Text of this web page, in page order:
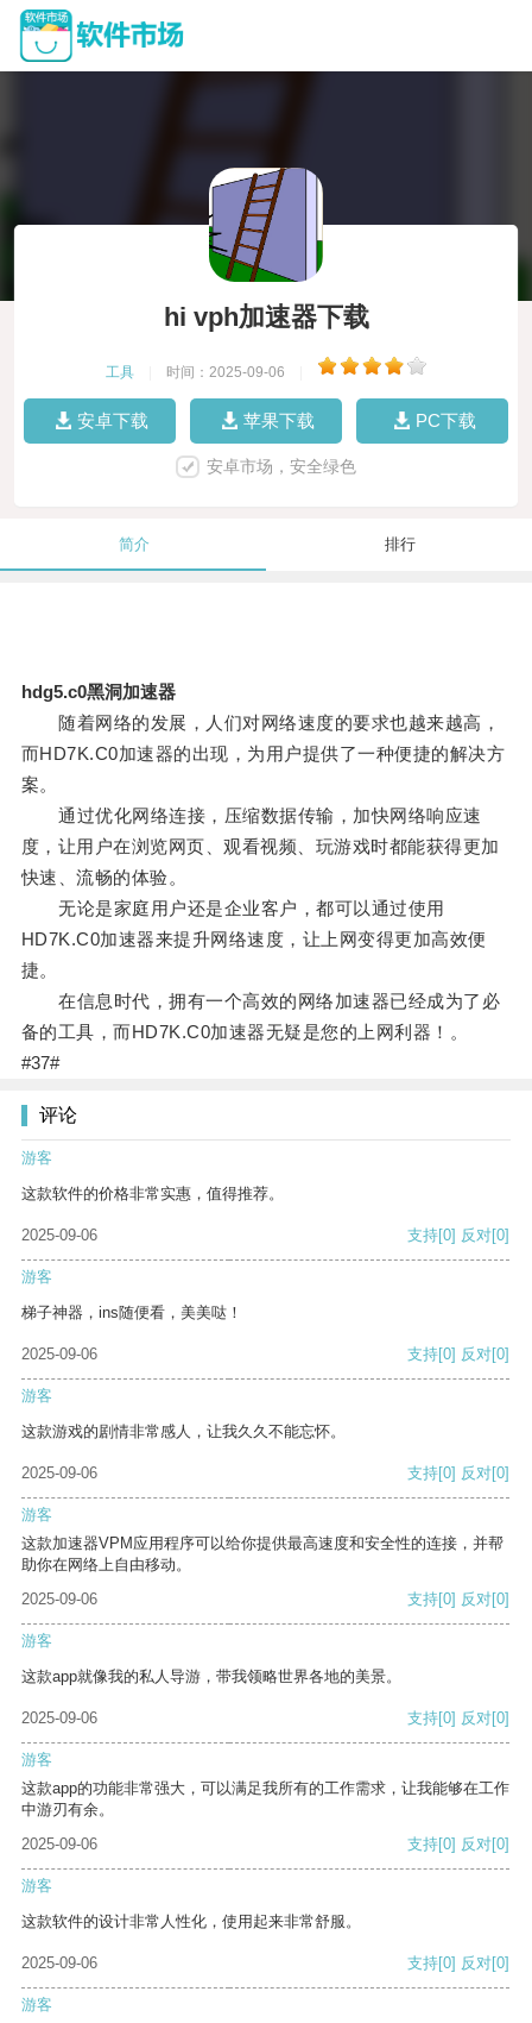
hi vph加速器下载
工具 时间：2025-09-06
安卓下载 苹果下载 PC下载
安卓市场，安全绿色
简介 排行
hdg5.c0黑洞加速器
随着网络的发展，人们对网络速度的要求也越来越高，
而HD7K.C0加速器的出现，为用户提供了一种便捷的解决方
案。
通过优化网络连接，压缩数据传输，加快网络响应速
度，让用户在浏览网页、观看视频、玩游戏时都能获得更加
快速、流畅的体验。
无论是家庭用户还是企业客户，都可以通过使用
HD7K.C0加速器来提升网络速度，让上网变得更加高效便
捷。
在信息时代，拥有一个高效的网络加速器已经成为了必
备的工具，而HD7K.C0加速器无疑是您的上网利器！。
#37#
评论
游客
这款软件的价格非常实惠，值得推荐。
2025-09-06 支持[0] 反对[0]
游客
梯子神器，ins随便看，美美哒！
2025-09-06 支持[0] 反对[0]
游客
这款游戏的剧情非常感人，让我久久不能忘怀。
2025-09-06 支持[0] 反对[0]
游客
这款加速器VPM应用程序可以给你提供最高速度和安全性的连接，并帮
助你在网络上自由移动。
2025-09-06
支持[0] 反对[0]
游客
这款app就像我的私人导游，带我领略世界各地的美景。
2025-09-06 支持[0] 反对[0]
游客
这款app的功能非常强大，可以满足我所有的工作需求，让我能够在工作
中游刃有余。
2025-09-06
支持[0] 反对[0]
游客
这款软件的设计非常人性化，使用起来非常舒服。
2025-09-06 支持[0] 反对[0]
游客